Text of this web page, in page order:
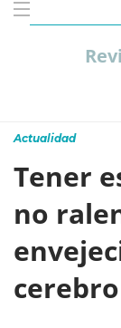
Actualidad
Tener
no
cerebro